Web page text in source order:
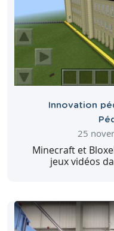
Innovation
25
Minecraft et
jeux vidéos